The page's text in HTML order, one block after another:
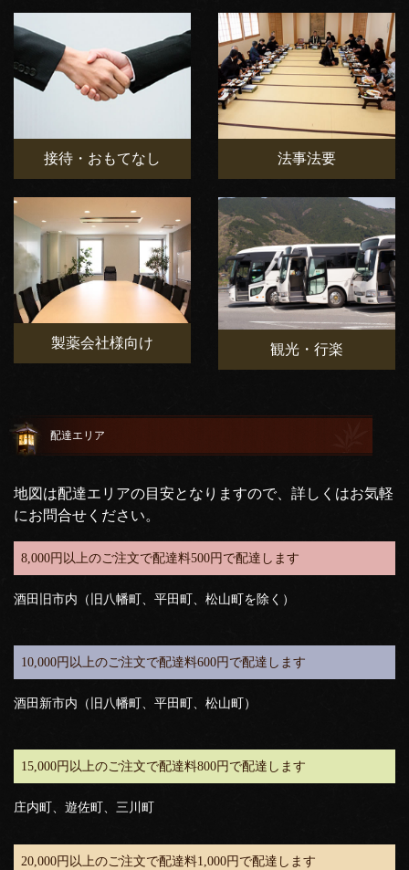
接待・おもてなし 法事法要
製薬会社様向け 観光・行楽
配達エリア
地図は配達エリアの目安となりますので、詳しくはお気軽
にお問合せください。
8,000円以上のご注文で配達料500円で配達します
酒田旧市内（旧八幡町、平田町、松山町を除く）
10,000円以上のご注文で配達料600円で配達します
酒田新市内（旧八幡町、平田町、松山町）
15,000円以上のご注文で配達料800円で配達します
庄内町、遊佐町、三川町
20,000円以上のご注文で配達料1,000円で配達します